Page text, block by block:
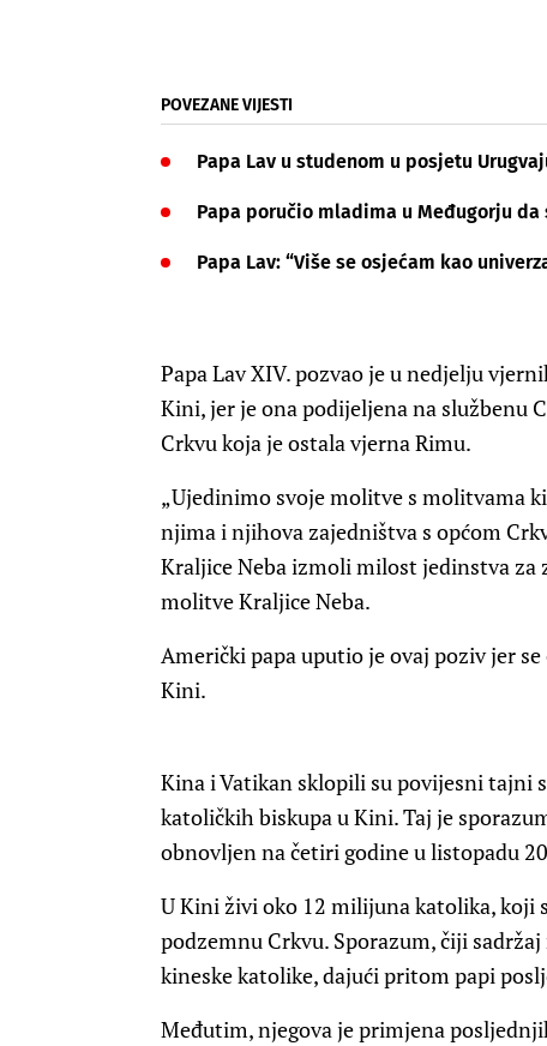
POVEZANE VIJESTI
Papa Lav u studenom u posjetu
Papa poručio mladima u Međugorju
Papa Lav: “Više se osjećam kao
Papa Lav XIV. pozvao je u nedjelju
Kini, jer je ona podijeljena na službenu
Crkvu koja je ostala vjerna Rimu.
„Ujedinimo svoje molitve s molitvama
njima i njihova zajedništva s općom
Kraljice Neba izmoli milost jedinstva za
molitve Kraljice Neba.
Američki papa uputio je ovaj poziv jer
Kini.
Kina i Vatikan sklopili su povijesni
katoličkih biskupa u Kini. Taj je
obnovljen na četiri godine u listopadu
U Kini živi oko 12 milijuna katolika, koji
podzemnu Crkvu. Sporazum, čiji
kineske katolike, dajući pritom papi
Međutim, njegova je primjena